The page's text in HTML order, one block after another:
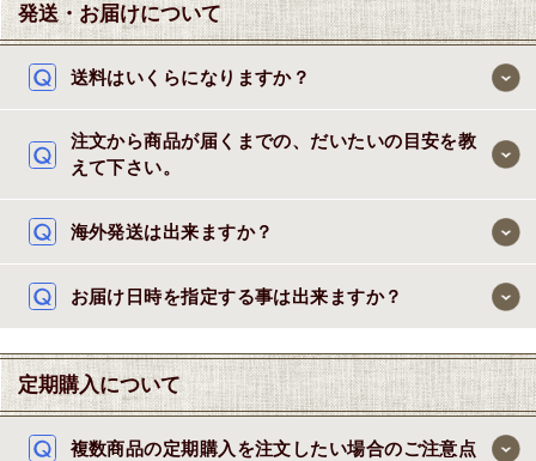
発送・お届けについて
送料はいくらになりますか？
注文から商品が届くまでの、だいたいの目安を教
えて下さい。
海外発送は出来ますか？
お届け日時を指定する事は出来ますか？
定期購入について
複数商品の定期購入を注文したい場合のご注意点